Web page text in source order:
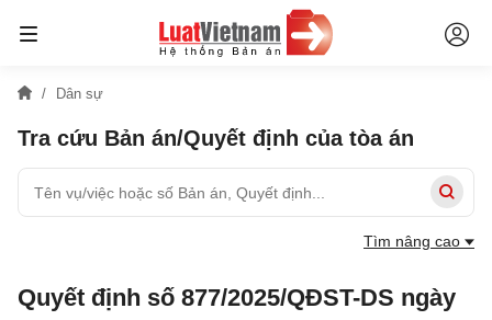
Dân sự
Tra cứu Bản án/Quyết định của tòa án
Tìm nâng cao
Quyết định số 877/2025/QĐST-DS ngày